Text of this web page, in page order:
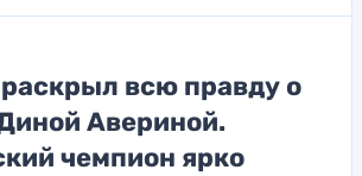
всю правду о
Авериной.
чемпион ярко